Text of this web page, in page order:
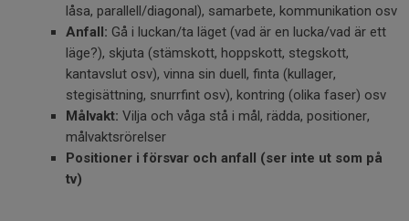
låsa, parallell/diagonal), samarbete, kommunikation osv
Anfall: Gå i luckan/ta läget (vad är en lucka/vad är ett
läge?), skjuta (stämskott, hoppskott, stegskott,
kantavslut osv), vinna sin duell, finta (kullager,
stegisättning, snurrfint osv), kontring (olika faser) osv
Målvakt: Vilja och våga stå i mål, rädda, positioner,
målvaktsrörelser
Positioner i försvar och anfall (ser inte ut som på
tv)